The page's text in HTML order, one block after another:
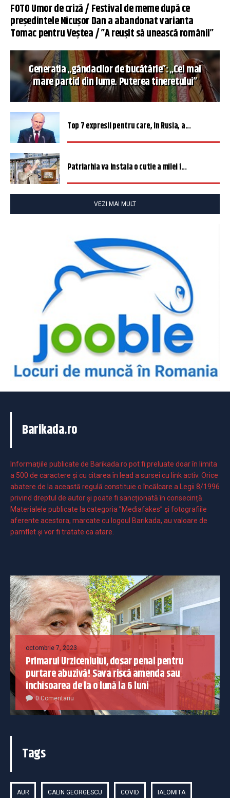
FOTO Umor de criză / Festival de meme după ce
președintele Nicușor Dan a abandonat varianta
Tomac pentru Veștea / ”A reușit să unească românii”
Generația „gândacilor de bucătărie”: „Cel mai
mare partid din lume. Puterea tineretului”
Top 7 expresii pentru care, în Rusia, a...
Patriarhia va instala o cutie a milei î...
VEZI MAI MULT
Barikada.ro
Informaţiile publicate de Barikada.ro pot fi preluate doar în limita
a 500 de caractere şi cu citarea în lead a sursei cu link activ. Orice
abatere de la această regulă constituie o încălcare a Legii 8/1996
privind dreptul de autor și poate fi sancționată în consecință.
Materialele publicate la categoria ”Mediafakes” și fotografiile
aferente acestora, marcate cu logoul Barikada, au valoare de
pamflet și vor fi tratate ca atare.
octombrie 7, 2023
Primarul Urziceniului, dosar penal pentru
purtare abuzivă! Sava riscă amenda sau
închisoarea de la o lună la 6 luni
0 Comentariu
Tags
AUR CALIN GEORGESCU COVID IALOMITA